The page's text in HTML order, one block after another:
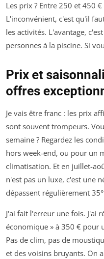
Les prix ? Entre 250 et 450
L'inconvénient, c'est qu'il
les activités. L'avantage,
personnes à la piscine. Si
Prix et
offres
Je vais être franc : les prix
sont souvent trompeurs.
semaine ? Regardez les
hors week-end, ou pour un
climatisation. Et en juillet-
n'est pas un luxe, c'est une
dépassent régulièrement
J'ai fait l'erreur une fois. J'ai
économique » à 350 € pour
Pas de clim, pas de
et des voisins bruyants. On